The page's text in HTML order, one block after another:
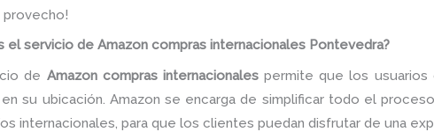
provecho!
el servicio de Amazon compras internacionales Pontevedra?
de Amazon compras internacionalespermite que los usuarios
su ubicación. Amazon se encarga de simplificar todo el
internacionales, para que los clientes puedan disfrutar de una